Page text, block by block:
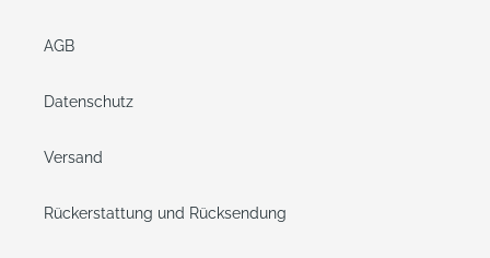
AGB
Datenschutz
Versand
Rückerstattung und Rücksendung